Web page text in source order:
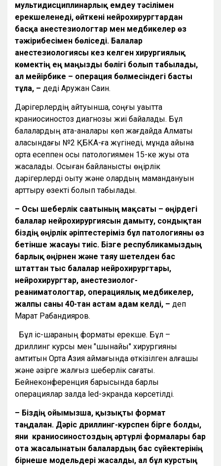
мультидисциплинарлық емдеу тәсілімен
ерекшеленеді, өйткені нейрохирургтардан
басқа анестезиологтар мен медбикелер өз
тәжірибесімен бөліседі. Балалар
анестезиологиясы кез келген хирургиялық
көмектің ең маңызды бөлігі болып табылады,
ал мейірбике – операция бөлмесіндегі басты
тұлға, – деді Аружан Саин.
Дәрігерлердің айтуынша, соңғы уақытта
краниосиностоз диагнозы жиі байқалады. Бұл
балалардың ата-аналары көп жағдайда Алматы
қаласындағы №2 ҚБКА-ға жүгінеді, мұнда айына
орта есеппен осы патологиямен 15-ке жуық ота
жасалады. Осыған байланысты өңірлік
дәрігерлерді оқыту және олардың мамандануын
арттыру өзекті болып табылады.
– Осы шеберлік сағатының мақсаты – өңірдегі
балалар нейрохирургиясын дамыту, сондықтан
біздің өңірлік әріптестеріміз бұл патологияны өз
бетінше жасауы тиіс. Бізге республикамыздың
барлық өңірнен және таяу шетелден бас
штаттан тыс балалар нейрохирургтары,
нейрохирургтар, анестезиолог-
реаниматологтар, операциялық медбикелер,
жалпы саны 40-тан астам адам келді, – деп
Марат Рабандияров.
Бұл іс-шараның форматы ерекше. Бұл –
дриллинг курсы мен "шынайы" хирургияны
қамтитын Орта Азия аймағында өткізілген алғашқы
және әзірге жалғыз шеберлік сағаты.
Бейнеконференция барысында барлық
операциялар залда led-экранда көрсетілді.
– Біздің ойымызша, қызықты формат
таңдалған. Дәріс дриллинг-курспен бірге болды,
яғни краниосиностоздың әртүрлі формалары бар
ота жасалынатын балалардың бас сүйектерінің
бірнеше модельдері жасалды, ал бұл курстың